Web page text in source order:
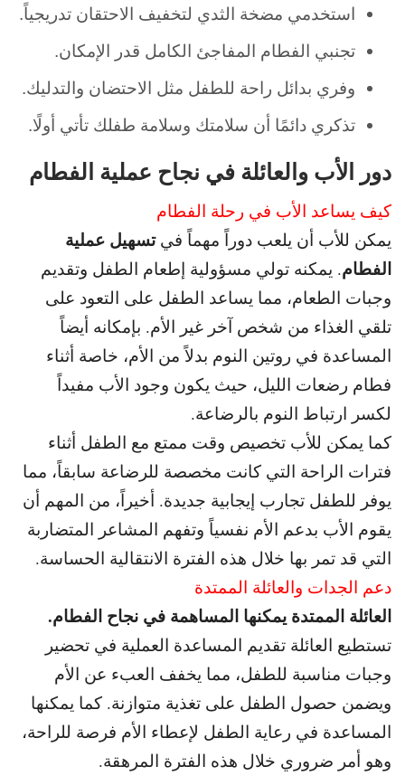
استخدمي مضخة الثدي لتخفيف الاحتقان تدريجياً.
تجنبي الفطام المفاجئ الكامل قدر الإمكان.
وفري بدائل راحة للطفل مثل الاحتضان والتدليك.
تذكري دائمًا أن سلامتك وسلامة طفلك تأتي أولًا.
دور الأب والعائلة في نجاح عملية الفطام
كيف يساعد الأب في رحلة الفطام
يمكن للأب أن يلعب دوراً مهماً فيتسهيل عملية
الفطام. يمكنه تولي مسؤولية إطعام الطفل وتقديم
وجبات الطعام، مما يساعد الطفل على التعود على
تلقي الغذاء من شخص آخر غير الأم. بإمكانه أيضاً
المساعدة في روتين النوم بدلاً من الأم، خاصة أثناء
فطام رضعات الليل، حيث يكون وجود الأب مفيداً
لكسر ارتباط النوم بالرضاعة.
كما يمكن للأب تخصيص وقت ممتع مع الطفل أثناء
فترات الراحة التي كانت مخصصة للرضاعة سابقاً، مما
يوفر للطفل تجارب إيجابية جديدة. أخيراً، من المهم أن
يقوم الأب بدعم الأم نفسياً وتفهم المشاعر المتضاربة
التي قد تمر بها خلال هذه الفترة الانتقالية الحساسة.
دعم الجدات والعائلة الممتدة
العائلة الممتدة يمكنها المساهمة في نجاح الفطام.
تستطيع العائلة تقديم المساعدة العملية في تحضير
وجبات مناسبة للطفل، مما يخفف العبء عن الأم
ويضمن حصول الطفل على تغذية متوازنة. كما يمكنها
المساعدة في رعاية الطفل لإعطاء الأم فرصة للراحة،
وهو أمر ضروري خلال هذه الفترة المرهقة.